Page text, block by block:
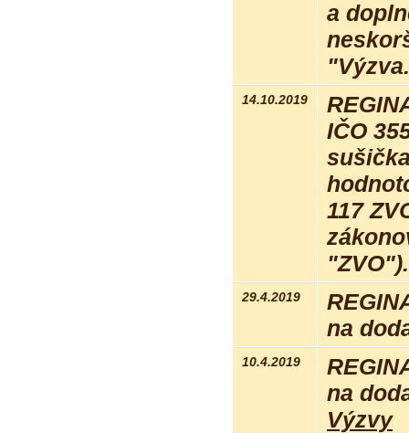
a
14.10.2019
IČO
117
29.4.2019
na
10.4.2019
na
Výzvy